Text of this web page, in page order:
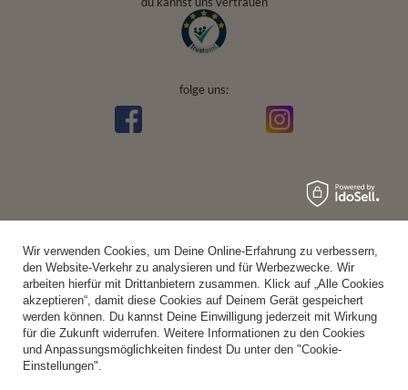
folge uns:
Wir verwenden Cookies, um Deine Online-Erfahrung zu verbessern,
den Website-Verkehr zu analysieren und für Werbezwecke. Wir
arbeiten hierfür mit Drittanbietern zusammen. Klick auf „Alle Cookies
akzeptieren“, damit diese Cookies auf Deinem Gerät gespeichert
werden können. Du kannst Deine Einwilligung jederzeit mit Wirkung
für die Zukunft widerrufen. Weitere Informationen zu den Cookies
und Anpassungsmöglichkeiten findest Du unter den "Cookie-
Einstellungen".